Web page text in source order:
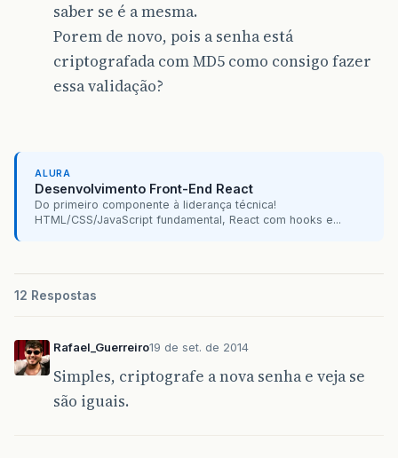
saber se é a mesma.
Porem de novo, pois a senha está
criptografada com MD5 como consigo fazer
essa validação?
ALURA
Desenvolvimento Front-End React
Do primeiro componente à liderança técnica!
HTML/CSS/JavaScript fundamental, React com hooks e...
12 Respostas
Rafael_Guerreiro19 de set. de 2014
Simples, criptografe a nova senha e veja se
são iguais.